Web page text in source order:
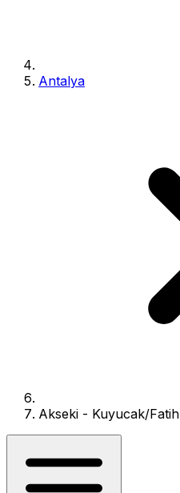
Antalya
Akseki - Kuyucak/Fatih